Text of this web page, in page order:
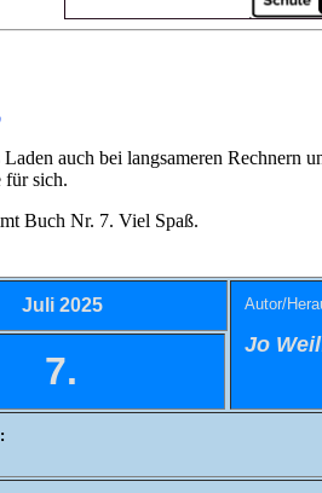
Laden auch bei langsameren Rechnern
für sich.
Buch Nr. 7. Viel Spaß.
Juli 2025 Autor/
Jo
7.